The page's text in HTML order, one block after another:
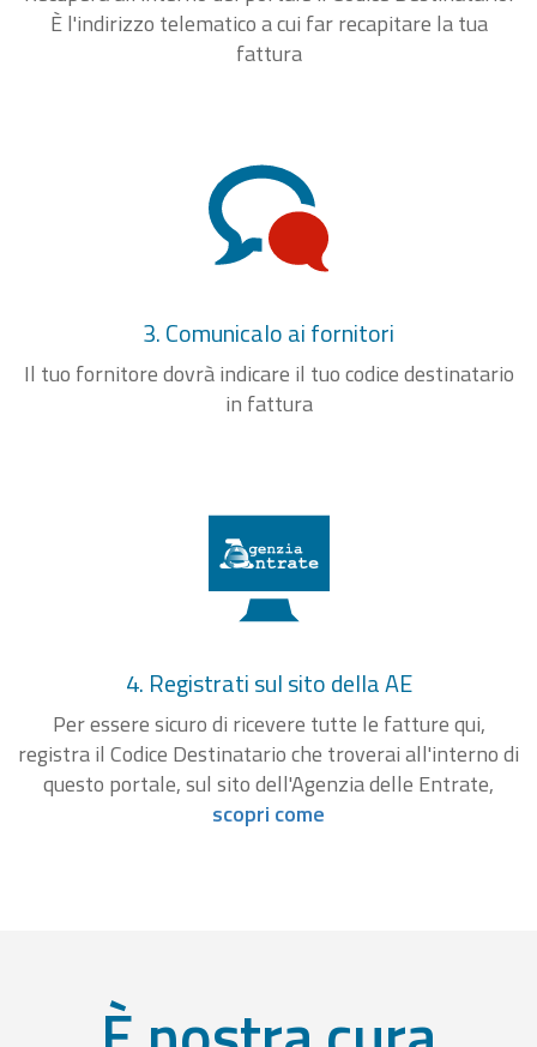
È l'indirizzo telematico a cui far recapitare la tua
fattura
3. Comunicalo ai fornitori
Il tuo fornitore dovrà indicare il tuo codice destinatario
in fattura
4. Registrati sul sito della AE
Per essere sicuro di ricevere tutte le fatture qui,
registra il Codice Destinatario che troverai all'interno di
questo portale, sul sito dell'Agenzia delle Entrate,
scopri come